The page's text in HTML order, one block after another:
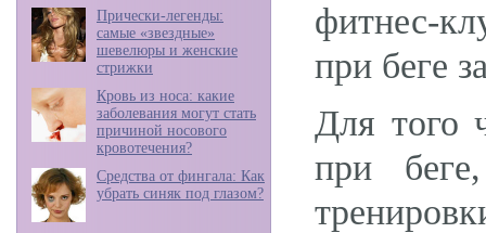
Прически-легенды:
самые «звездные»
шевелюры и женские
стрижки
Кровь из носа: какие
заболевания могут стать
причиной носового
кровотечения?
Средства от фингала: Как
убрать синяк под глазом?
фитнес-
при беге
Для того
при